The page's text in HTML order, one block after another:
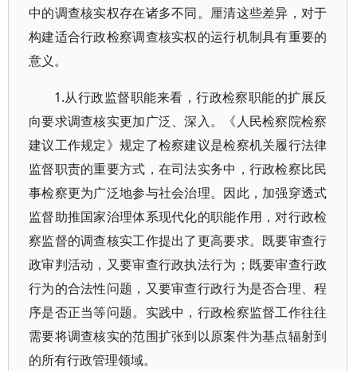
中的调查核实权存在诸多不同。厘清这些差异，对于
构建适合行政检察调查核实权的运行机制具有重要的
意义。
1.从行政监督职能来看，行政检察职能的扩展反
向要求调查核实更加广泛、深入。《人民检察院检察
建议工作规定》规定了检察建议是检察机关履行法律
监督职责的重要方式，在司法实务中，行政检察比民
事检察更为广泛地参与社会治理。因此，加强穿透式
监督助推国家治理体系现代化的职能作用，对行政检
察监督的调查核实工作提出了更高要求。既要审查行
政审判活动，又要审查行政执法行为；既要审查行政
行为的合法性问题，又要审查行政行为是否合理、程
序是否正当等问题。实践中，行政检察监督工作往往
需要将调查核实的范围扩张到以原案件为基点辐射到
的所有行政管理领域。